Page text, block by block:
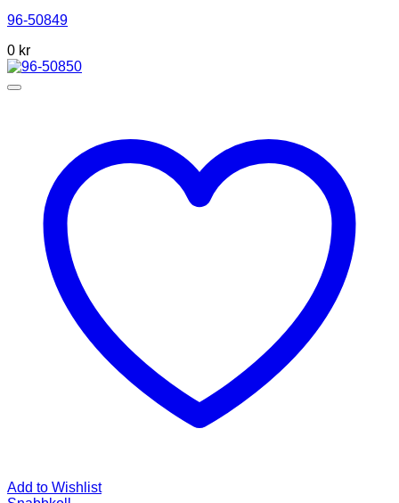
96-50849
0 kr
Add to Wishlist